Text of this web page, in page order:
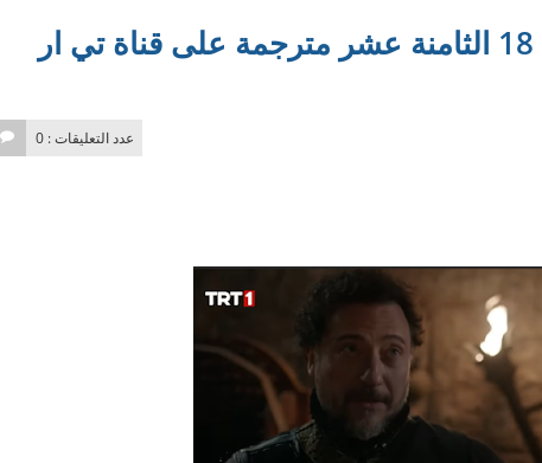
مسلسل بربروس الحلقة 18 الثامنة عشر مترجمة على قناة تي ار
عدد التعليقات : 0